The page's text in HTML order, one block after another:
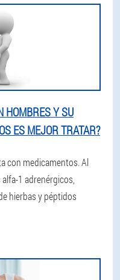
HOMBRES Y SU
ES MEJOR TRATAR?
con medicamentos. Al
1 adrenérgicos,
hierbas y péptidos